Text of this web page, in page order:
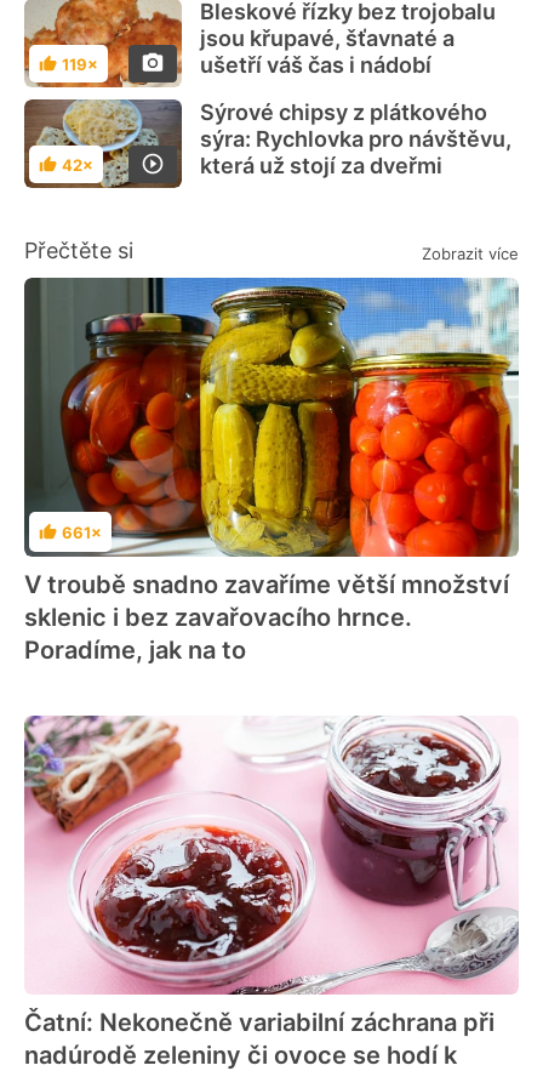
Hodnocení
119×
Bleskové řízky bez trojobalu
jsou křupavé, šťavnaté a
ušetří váš čas i nádobí
Hodnocení
42×
Sýrové chipsy z plátkového
sýra: Rychlovka pro návštěvu,
která už stojí za dveřmi
Přečtěte si Zobrazit více
Hodnocení
661×
V troubě snadno zavaříme větší množství
sklenic i bez zavařovacího hrnce.
Poradíme, jak na to
Čatní: Nekonečně variabilní záchrana při
nadúrodě zeleniny či ovoce se hodí k